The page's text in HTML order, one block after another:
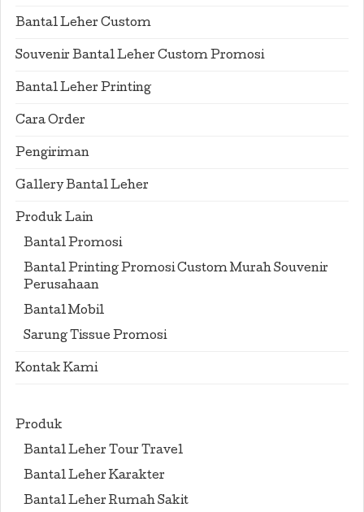
Bantal Leher Custom
Souvenir Bantal Leher Custom Promosi
Bantal Leher Printing
Cara Order
Pengiriman
Gallery Bantal Leher
Produk Lain
Bantal Promosi
Bantal Printing Promosi Custom Murah Souvenir
Perusahaan
Bantal Mobil
Sarung Tissue Promosi
Kontak Kami
Produk
Bantal Leher Tour Travel
Bantal Leher Karakter
Bantal Leher Rumah Sakit